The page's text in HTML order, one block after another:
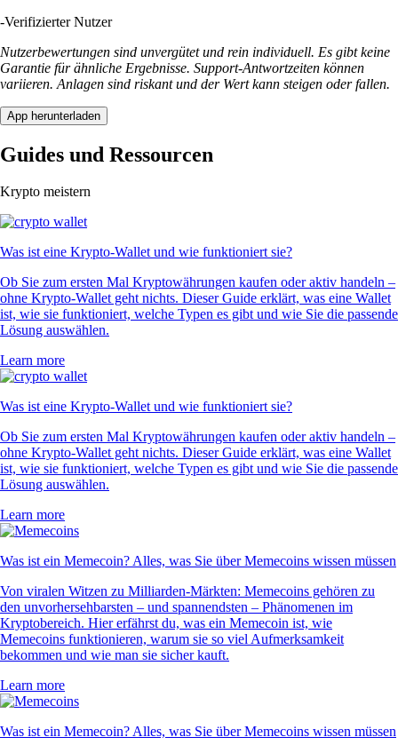
-Verifizierter Nutzer
Nutzerbewertungen sind unvergütet und rein individuell. Es gibt keine
Garantie für ähnliche Ergebnisse. Support-Antwortzeiten können
variieren. Anlagen sind riskant und der Wert kann steigen oder fallen.
App herunterladen
Guides und Ressourcen
Krypto meistern
Was ist eine Krypto-Wallet und wie funktioniert sie?
Ob Sie zum ersten Mal Kryptowährungen kaufen oder aktiv handeln –
ohne Krypto-Wallet geht nichts. Dieser Guide erklärt, was eine Wallet
ist, wie sie funktioniert, welche Typen es gibt und wie Sie die passende
Lösung auswählen.
Learn more
Was ist eine Krypto-Wallet und wie funktioniert sie?
Ob Sie zum ersten Mal Kryptowährungen kaufen oder aktiv handeln –
ohne Krypto-Wallet geht nichts. Dieser Guide erklärt, was eine Wallet
ist, wie sie funktioniert, welche Typen es gibt und wie Sie die passende
Lösung auswählen.
Learn more
Was ist ein Memecoin? Alles, was Sie über Memecoins wissen müssen
Von viralen Witzen zu Milliarden-Märkten: Memecoins gehören zu
den unvorhersehbarsten – und spannendsten – Phänomenen im
Kryptobereich. Hier erfährst du, was ein Memecoin ist, wie
Memecoins funktionieren, warum sie so viel Aufmerksamkeit
bekommen und wie man sie sicher kauft.
Learn more
Was ist ein Memecoin? Alles, was Sie über Memecoins wissen müssen